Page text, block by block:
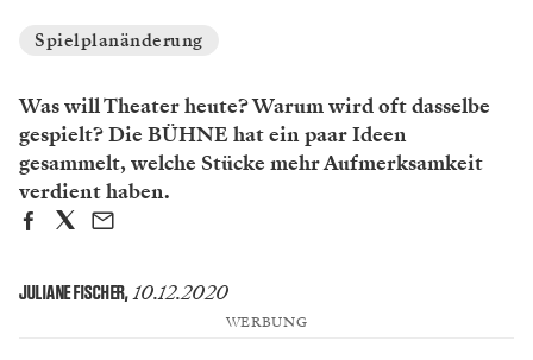
Spielplanänderung
Was will Theater heute? Warum wird oft dasselbe
gespielt? Die BÜHNE hat ein paar Ideen
gesammelt, welche Stücke mehr Aufmerksamkeit
verdient haben.
JULIANE FISCHER, 10.12.2020
WERBUNG